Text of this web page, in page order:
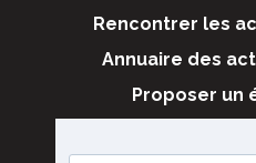
Rencontrer les
Annuaire des
Proposer un